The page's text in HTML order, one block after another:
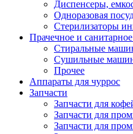
Диспенсеры,
Одноразовая
Стерилизаторы
Прачечное и
Стиральные
Сушильные
Прочее
Аппараты для чуррос
Запчасти
Запчасти для
Запчасти для
Запчасти для